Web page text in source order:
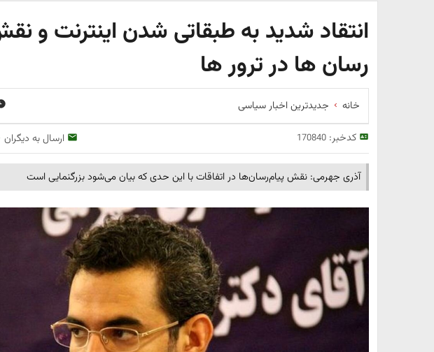
انتقاد شدید به طبقاتی شدن اینترنت و
رسان ها در ترور ها
خانه جدیدترین اخبار سیاسی
کدخبر:170840 ارسال به دیگران
آذری جهرمی: نقش پیام‌رسان‌ها در اتفاقات با این حدی که بیان می‌شود بزرگنمایی است